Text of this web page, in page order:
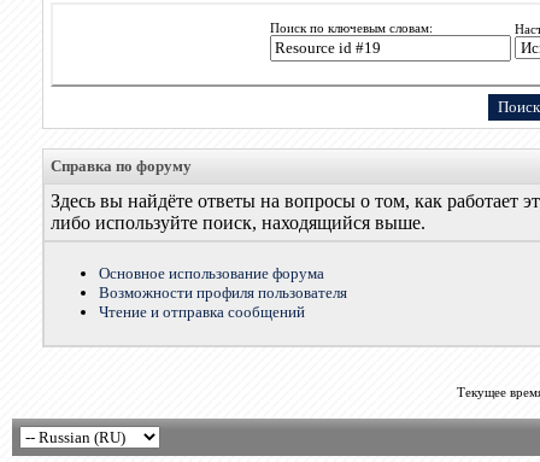
Поиск по ключевым словам:
Справка по форуму
Здесь вы найдёте ответы на вопросы о том, как
либо используйте поиск, находящийся выше.
Основное использование форума
Возможности профиля пользователя
Чтение и отправка сообщений
Текущее